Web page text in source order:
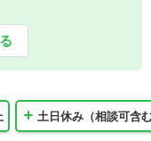
土日休み（相談可含